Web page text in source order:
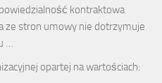
kontraktowa
ze stron umowy nie dotrzymuje
…
opartej na wartościach: